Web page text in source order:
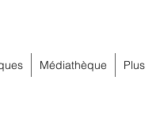
Médiathèque Plus